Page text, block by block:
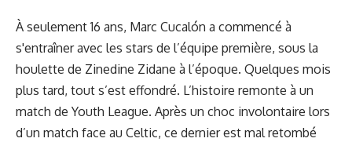
À seulement 16 ans, Marc Cucalón a commencé à
s'entraîner avec les stars de l’équipe première, sous la
houlette de Zinedine Zidane à l’époque. Quelques mois
plus tard, tout s’est effondré. L’histoire remonte à un
match de Youth League. Après un choc involontaire lors
d’un match face au Celtic, ce dernier est mal retombé